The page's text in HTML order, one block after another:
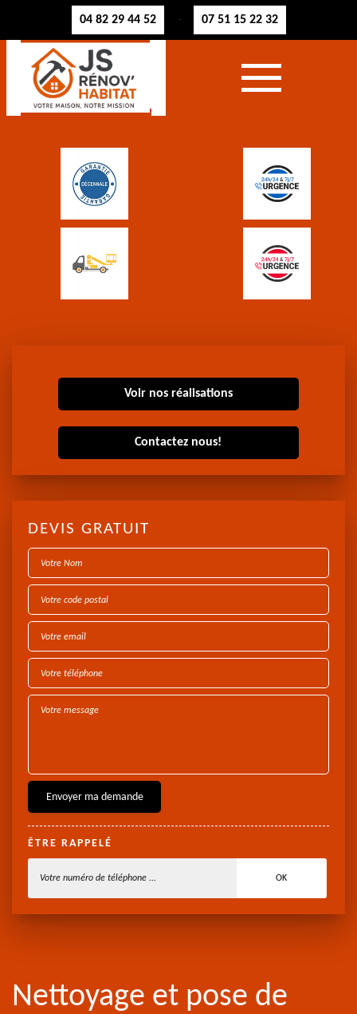
04 82 29 44 52 - 07 51 15 22 32
Voir nos réalisations
Contactez nous!
DEVIS GRATUIT
ÊTRE RAPPELÉ
Nettoyage et pose de